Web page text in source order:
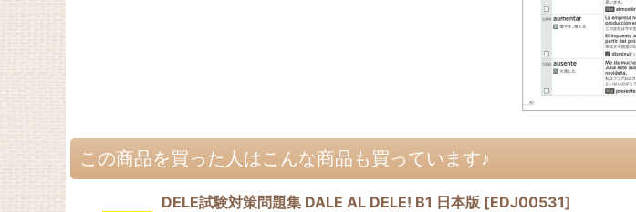
この商品を買った人はこんな商品も買っています♪
DELE試験対策問題集 DALE AL DELE! B1 日本版 [EDJ00531]